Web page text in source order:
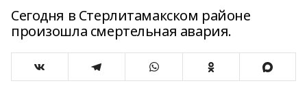
Сегодня в Стерлитамакском районе
произошла смертельная авария.